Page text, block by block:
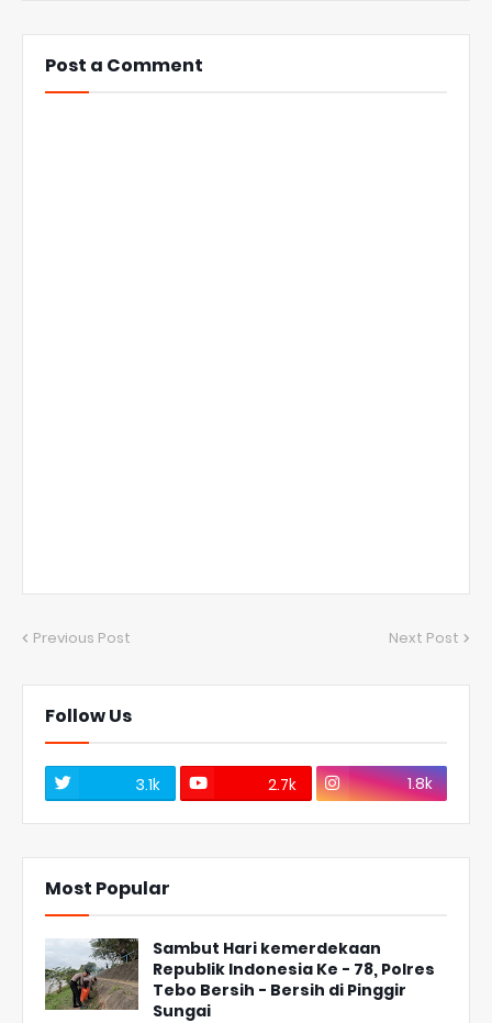
Post a Comment
Previous Post Next Post
Follow Us
3.1k 2.7k 1.8k
Most Popular
Sambut Hari kemerdekaan
Republik Indonesia Ke - 78, Polres
Tebo Bersih - Bersih di Pinggir
Sungai